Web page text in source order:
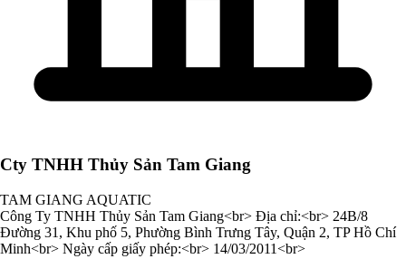
Cty TNHH Thủy Sản Tam Giang
TAM GIANG AQUATIC
Công Ty TNHH Thủy Sản Tam Giang<br> Địa chỉ:<br> 24B/8
Đường 31, Khu phố 5, Phường Bình Trưng Tây, Quận 2, TP Hồ Chí
Minh<br> Ngày cấp giấy phép:<br> 14/03/2011<br>